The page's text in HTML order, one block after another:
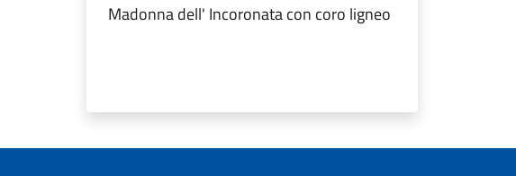
Madonna dell' Incoronata con coro ligneo